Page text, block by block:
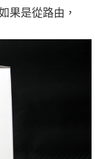
果是從路由，